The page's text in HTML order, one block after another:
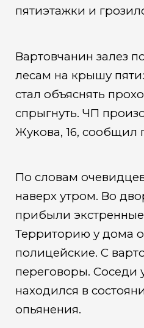
пятиэтажки и
Вартовчанин залез
лесам на крышу
стал объяснять
спрыгнуть. ЧП
Жукова, 16, сообщил
По словам
наверх утром. Во
прибыли
Территорию у дома
полицейские. С
переговоры. Соседи
находился в
опьянения.